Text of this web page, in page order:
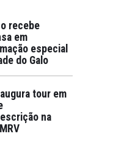
recebe
em
especial
do Galo
tour em
na